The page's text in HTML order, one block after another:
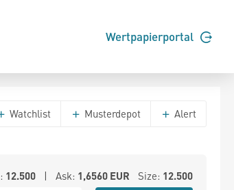
Wertpapierportal
Watchlist Musterdepot Alert
12.500| Ask: 1,6560EUR Size: 12.500